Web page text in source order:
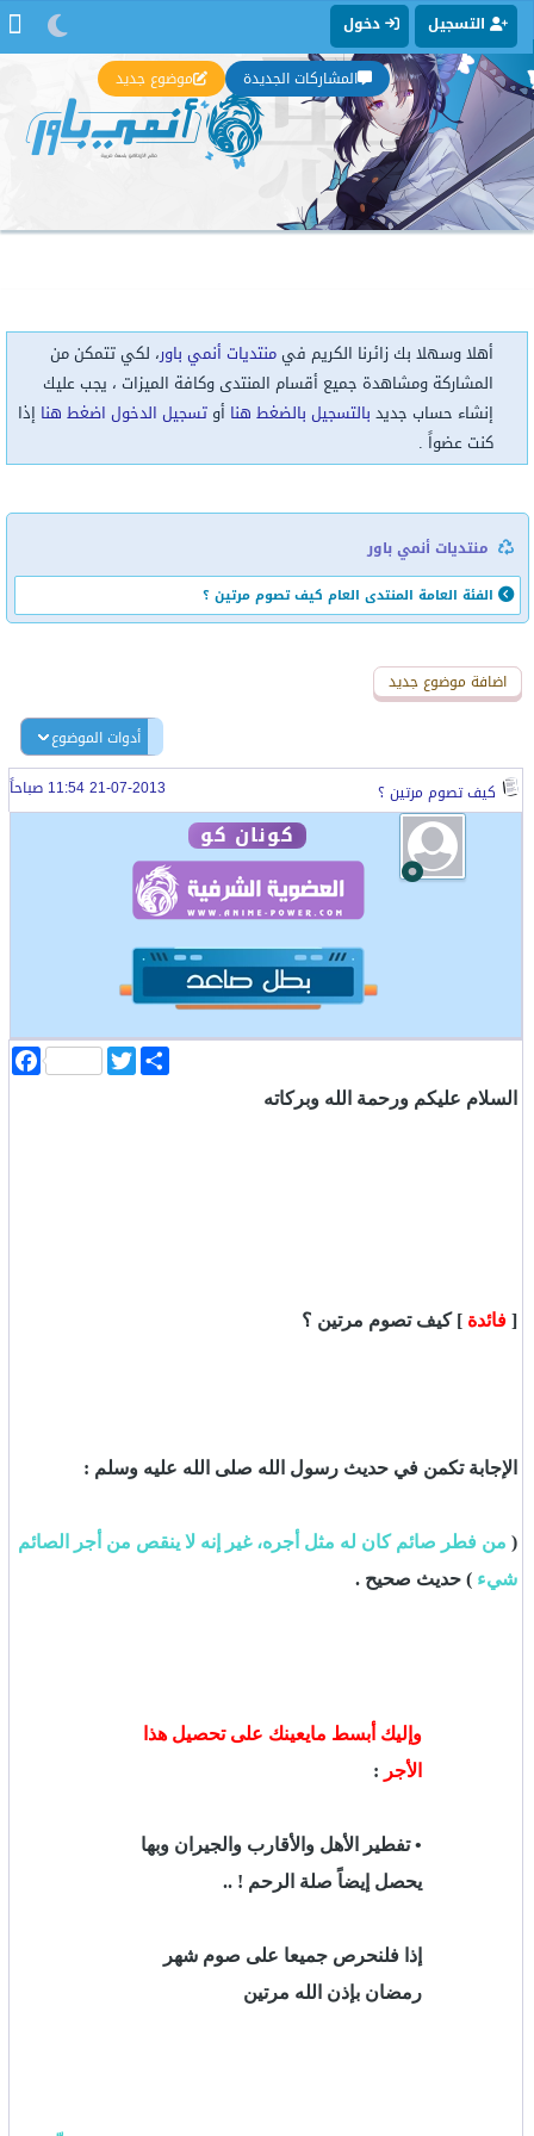
التسجيل دخول
المشاركات الجديدة موضوع جديد
أهلا وسهلا بك زائرنا الكريم فيمنتديات أنمي باور، لكي تتمكن من
المشاركة ومشاهدة جميع أقسام المنتدى وكافة الميزات ، يجب عليك
إنشاء حساب جديد بالتسجيل بالضغط هنا أوتسجيل الدخول اضغط هنا إذا
كنت عضواً .
منتديات أنمي باور
الفئة العامة المنتدى العام كيف تصوم مرتين ؟
اضافة رد جديد
اضافة موضوع جديد
أدوات الموضوع
كيف تصوم مرتين ؟ 21-07-2013 11:54 صباحاً
كونان كو
a
T
w
ن
السلام عليكم ورحمة الله وبركاته
[ فائدة ] كيف تصوم مرتين ؟
الإجابة تكمن في حديث رسول الله صلى الله عليه وسلم :
( من فطر صائم كان له مثل أجره، غير إنه لا ينقص من أجر الصائم
شيء ) حديث صحيح .
وإليك أبسط مايعينك على تحصيل هذا
الأجر :
• تفطير الأهل والأقارب والجيران وبها
يحصل إيضاً صلة الرحم ! ..
إذا فلنحرص جميعا على صوم شهر
رمضان بإذن الله مرتين